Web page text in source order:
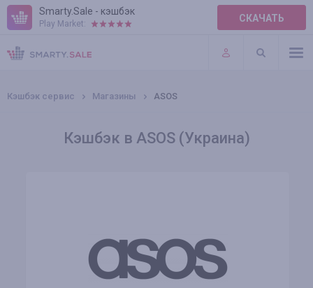
Smarty.Sale - кэшбэк
Play Market: СКАЧАТЬ
ПРАВИЛА
ПЛАГИНЫ
Кэшбэк сервис Магазины ASOS
Кэшбэк в ASOS (Украина)